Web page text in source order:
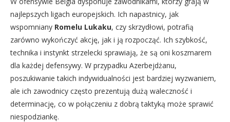
najlepszych ligach europejskich. Ich napastnicy, jak
wspomniany Romelu Lukaku, czy skrzydłowi, potrafią
zarówno wykończyć akcję, jak i ją rozpocząć. Ich szybkość,
technika i instynkt strzelecki sprawiają, że są oni koszmarem
dla każdej defensywy. W przypadku Azerbejdżanu,
poszukiwanie takich indywidualności jest bardziej wyzwaniem,
ale ich zawodnicy często prezentują dużą waleczność i
determinację, co w połączeniu z dobrą taktyką może sprawić
niespodziankę.